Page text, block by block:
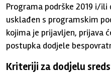
Programa podrške 2019 i/
usklađen s programskim
kojima je prijavljen, prijava
postupka dodjele
Kriteriji za dodjelu